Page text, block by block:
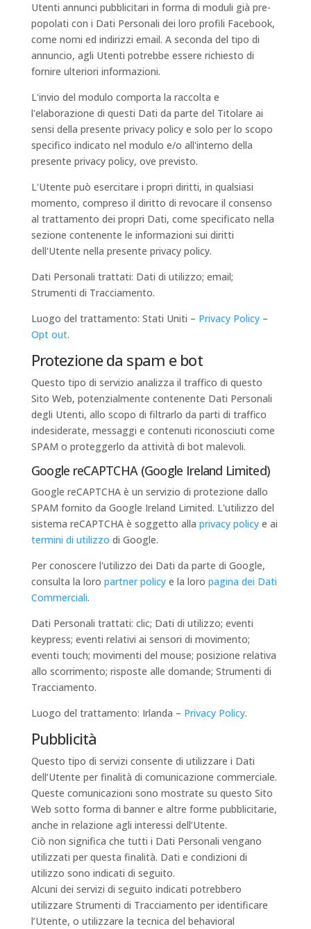
Utenti annunci pubblicitari in forma di moduli già pre-
popolati con i Dati Personali dei loro profili Facebook,
come nomi ed indirizzi email. A seconda del tipo di
annuncio, agli Utenti potrebbe essere richiesto di
fornire ulteriori informazioni.
L'invio del modulo comporta la raccolta e
l'elaborazione di questi Dati da parte del Titolare ai
sensi della presente privacy policy e solo per lo scopo
specifico indicato nel modulo e/o all'interno della
presente privacy policy, ove previsto.
L'Utente può esercitare i propri diritti, in qualsiasi
momento, compreso il diritto di revocare il consenso
al trattamento dei propri Dati, come specificato nella
sezione contenente le informazioni sui diritti
dell'Utente nella presente privacy policy.
Dati Personali trattati: Dati di utilizzo; email;
Strumenti di Tracciamento.
Luogo del trattamento: Stati Uniti – Privacy Policy–
Opt out.
Protezione da spam e bot
Questo tipo di servizio analizza il traffico di questo
Sito Web, potenzialmente contenente Dati Personali
degli Utenti, allo scopo di filtrarlo da parti di traffico
indesiderate, messaggi e contenuti riconosciuti come
SPAM o proteggerlo da attività di bot malevoli.
Google reCAPTCHA (Google Ireland Limited)
Google reCAPTCHA è un servizio di protezione dallo
SPAM fornito da Google Ireland Limited. L'utilizzo del
sistema reCAPTCHA è soggetto alla privacy policye ai
termini di utilizzo di Google.
Per conoscere l'utilizzo dei Dati da parte di Google,
consulta la loro partner policye la loro pagina dei Dati
Commerciali.
Dati Personali trattati: clic; Dati di utilizzo; eventi
keypress; eventi relativi ai sensori di movimento;
eventi touch; movimenti del mouse; posizione relativa
allo scorrimento; risposte alle domande; Strumenti di
Tracciamento.
Luogo del trattamento: Irlanda – Privacy Policy.
Pubblicità
Questo tipo di servizi consente di utilizzare i Dati
dell’Utente per finalità di comunicazione commerciale.
Queste comunicazioni sono mostrate su questo Sito
Web sotto forma di banner e altre forme pubblicitarie,
anche in relazione agli interessi dell’Utente.
Ciò non significa che tutti i Dati Personali vengano
utilizzati per questa finalità. Dati e condizioni di
utilizzo sono indicati di seguito.
Alcuni dei servizi di seguito indicati potrebbero
utilizzare Strumenti di Tracciamento per identificare
l’Utente, o utilizzare la tecnica del behavioral